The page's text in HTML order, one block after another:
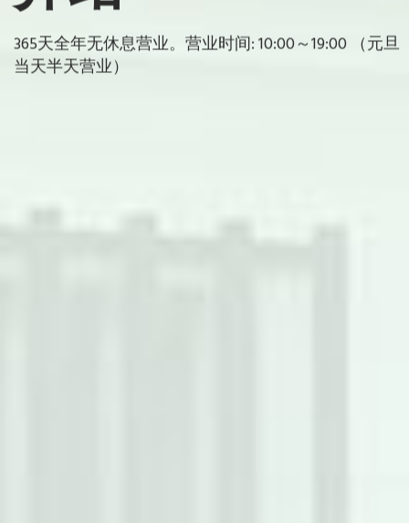
365天全年无休息营业。营业时间: 10:00～19:00 （元旦
当天半天营业）